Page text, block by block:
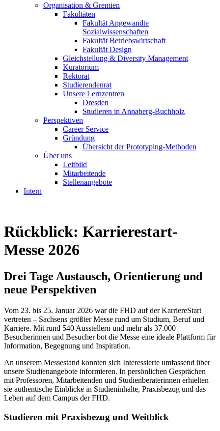
Organisation & Gremien
Fakultäten
Fakultät Angewandte
Sozialwissenschaften
Fakultät Betriebswirtschaft
Fakultät Design
Gleichstellung & Diversity Management
Kuratorium
Rektorat
Studierendenrat
Unsere Lernzentren
Dresden
Studieren in Annaberg-Buchholz
Perspektiven
Career Service
Gründung
Übersicht der Prototyping-Methoden
Über uns
Leitbild
Mitarbeitende
Stellenangebote
Intern
Rückblick: Karrierestart-
Messe 2026
Drei Tage Austausch, Orientierung und
neue Perspektiven
Vom 23. bis 25. Januar 2026 war die FHD auf der KarriereStart
vertreten – Sachsens größter Messe rund um Studium, Beruf und
Karriere. Mit rund 540 Ausstellern und mehr als 37.000
Besucherinnen und Besucher bot die Messe eine ideale Plattform für
Information, Begegnung und Inspiration.
An unserem Messestand konnten sich Interessierte umfassend über
unsere Studienangebote informieren. In persönlichen Gesprächen
mit Professoren, Mitarbeitenden und Studienberaterinnen erhielten
sie authentische Einblicke in Studieninhalte, Praxisbezug und das
Leben auf dem Campus der FHD.
Studieren mit Praxisbezug und Weitblick